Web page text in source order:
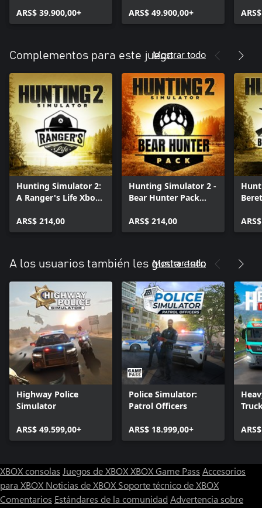
ARS$ 39.900,00+ ARS$ 49.900,00+
Complementos para este juegoMostrar todo
Hunting Simulator 2:
A Ranger's Life Xbox
ARS$ 214,00
Hunting Simulator 2 -
Bear Hunter Pack
ARS$ 214,00
A los usuarios también les gusta esto
Mostrar todo
Highway Police
Simulator
ARS$ 49.599,00+
Police Simulator:
Patrol Officers
ARS$ 18.999,00+
XBOX consolas Juegos de XBOXXBOX Game Pass Accesorios
para XBOX Noticias de XBOX Soporte técnico de XBOX
Comentarios Estándares de la comunidad Advertencia sobre